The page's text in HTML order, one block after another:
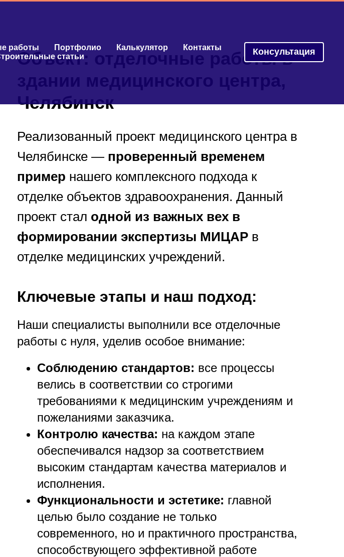
работы Портфолио Калькулятор
Контакты
статьи
Консультация
Объект: отделочные работы в
здании медицинского центра,
Челябинск
Реализованный проект медицинского центра в
Челябинске — проверенный временем
пример нашего комплексного подхода к
отделке объектов здравоохранения. Данный
проект стал одной из важных вех в
формировании экспертизы МИЦАР в
отделке медицинских учреждений.
Ключевые этапы и наш подход:
Наши специалисты выполнили все отделочные
работы с нуля, уделив особое внимание:
Соблюдению стандартов: все процессы
велись в соответствии со строгими
требованиями к медицинским учреждениям и
пожеланиями заказчика.
Контролю качества: на каждом этапе
обеспечивался надзор за соответствием
высоким стандартам качества материалов и
исполнения.
Функциональности и эстетике: главной
целью было создание не только
современного, но и практичного пространства,
способствующего эффективной работе